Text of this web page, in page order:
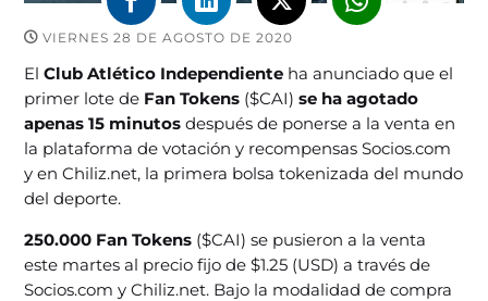
VIERNES 28 DE AGOSTO DE 2020
ElClub Atlético Independiente ha anunciado que el
primer lote de Fan Tokens ($CAI)se ha agotado
apenas 15 minutos después de ponerse a la venta en
la plataforma de votación y recompensas Socios.com
y en Chiliz.net, la primera bolsa tokenizada del mundo
del deporte.
250.000 Fan Tokens ($CAI) se pusieron a la venta
este martes al precio fijo de $1.25 (USD) a través de
Socios.com y Chiliz.net. Bajo la modalidad de compra